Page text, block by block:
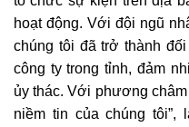
hoạt động. Với đội ngũ
chúng tôi đã trở thành
công ty trong tỉnh, đảm
ủy thác. Với phương
niềm tin của chúng tôi”,